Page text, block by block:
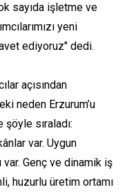
sayıda işletme ve
yeni
ediyoruz" dedi.
açısından
neden Erzurum’u
sıraladı:
var. Uygun
var. Genç ve dinamik iş
huzurlu üretim ortamı